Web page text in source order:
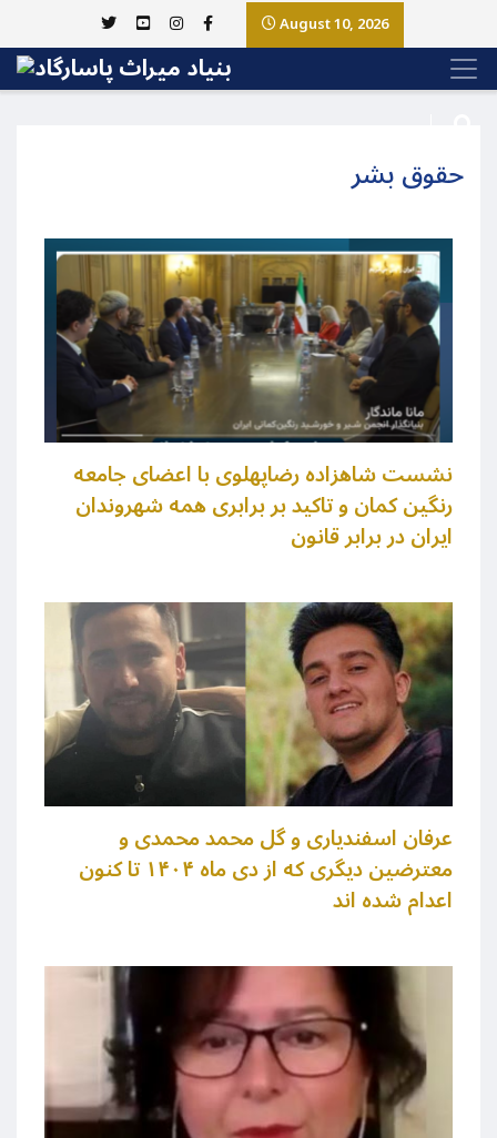
August 10, 2026
حقوق بشر
نشست شاهزاده رضاپهلوی با اعضای جامعه
رنگین کمان و تاکید بر برابری همه شهروندان
ایران در برابر قانون
عرفان اسفندیاری و گل محمد محمدی و
معترضین دیگری که از دی ماه ۱۴۰۴ تا کنون
اعدام شده اند